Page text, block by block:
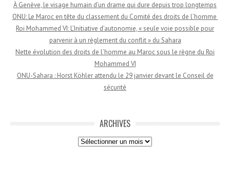
À Genève, le visage humain d’un drame qui dure depuis trop longtemps
ONU: Le Maroc en tête du classement du Comité des droits de l’homme
Roi Mohammed VI: L’Initiative d’autonomie, « seule voie possible pour
parvenir à un règlement du conflit » du Sahara
Nette évolution des droits de l’homme au Maroc sous le règne du Roi
Mohammed VI
ONU-Sahara : Horst Köhler attendu le 29 janvier devant le Conseil de
sécurité
ARCHIVES
Archives